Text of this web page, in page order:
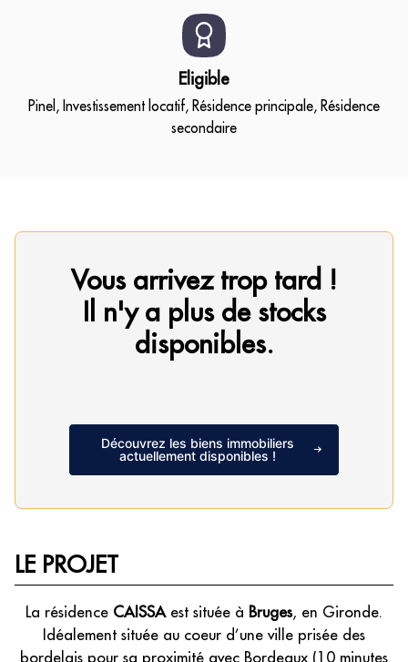
Eligible
Pinel, Investissement locatif, Résidence principale, Résidence
secondaire
Vous arrivez trop tard !
Il n'y a plus de stocks
disponibles.
Découvrez les biens immobiliers
actuellement disponibles !
LE PROJET
La résidence CAISSAest située à Bruges, en Gironde.
Idéalement située au coeur d’une ville prisée des
bordelais pour sa proximité avec Bordeaux (10 minutes